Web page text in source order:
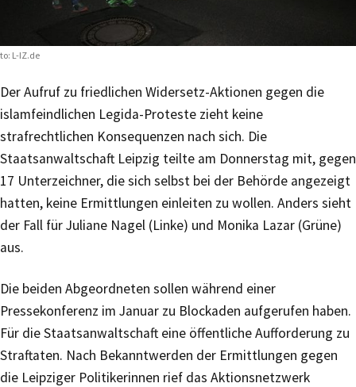
L-IZ.de
Der Aufruf zu friedlichen Widersetz-Aktionen gegen die
islamfeindlichen Legida-Proteste zieht keine
strafrechtlichen Konsequenzen nach sich. Die
Staatsanwaltschaft Leipzig teilte am Donnerstag mit, gegen
17 Unterzeichner, die sich selbst bei der Behörde angezeigt
hatten, keine Ermittlungen einleiten zu wollen. Anders sieht
der Fall für Juliane Nagel (Linke) und Monika Lazar (Grüne)
aus.
Die beiden Abgeordneten sollen während einer
Pressekonferenz im Januar zu Blockaden aufgerufen haben.
Für die Staatsanwaltschaft eine öffentliche Aufforderung zu
Straftaten. Nach Bekanntwerden der Ermittlungen gegen
die Leipziger Politikerinnen rief das Aktionsnetzwerk